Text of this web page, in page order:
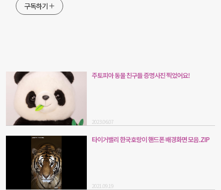
구독하기
주토피아 동물 친구들 증명사진 찍었어요!
2023.06.07
타이거밸리 한국호랑이 핸드폰 배경화면 모음.ZIP
2021.09.19